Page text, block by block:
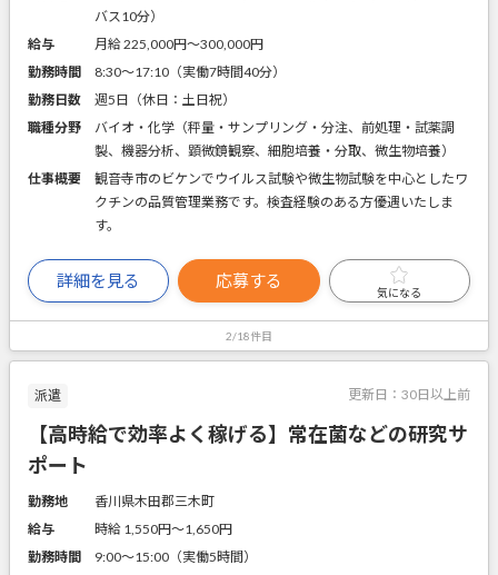
バス10分）
給与
月給 225,000円〜300,000円
勤務時間
8:30～17:10（実働7時間40分）
勤務日数
週5日（休日：土日祝）
職種分野
バイオ・化学（秤量・サンプリング・分注、前処理・試薬調
製、機器分析、顕微鏡観察、細胞培養・分取、微生物培養）
仕事概要
観音寺市のビケンでウイルス試験や微生物試験を中心としたワ
クチンの品質管理業務です。検査経験のある方優遇いたしま
す。
詳細を見る 応募する
気になる
2/18件目
派遣 更新日： 30日以上前
【高時給で効率よく稼げる】常在菌などの研究サ
ポート
勤務地
香川県木田郡三木町
給与
時給 1,550円〜1,650円
勤務時間
9:00～15:00（実働5時間）